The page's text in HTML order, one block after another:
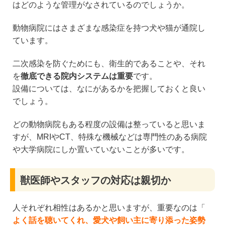
はどのような管理がなされているのでしょうか。
動物病院にはさまざまな感染症を持つ犬や猫が通院し
ています。
二次感染を防ぐためにも、衛生的であることや、それ
を徹底できる院内システムは重要です。
設備については、なにがあるかを把握しておくと良い
でしょう。
どの動物病院もある程度の設備は整っていると思いま
すが、MRIやCT、特殊な機械などは専門性のある病院
や大学病院にしか置いていないことが多いです。
獣医師やスタッフの対応は親切か
人それぞれ相性はあるかと思いますが、重要なのは「
よく話を聴いてくれ、愛犬や飼い主に寄り添った姿勢